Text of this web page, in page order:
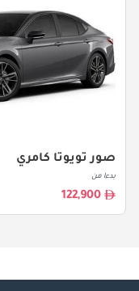
صور تويوتا كامري
بدءا من
122,900